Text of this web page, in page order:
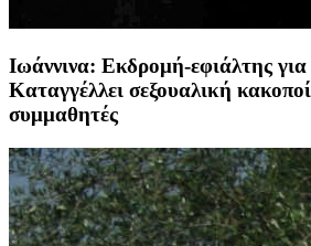
Ιωάννινα: Εκδρομή-εφιάλτης
Καταγγέλλει σεξουαλική
συμμαθητές